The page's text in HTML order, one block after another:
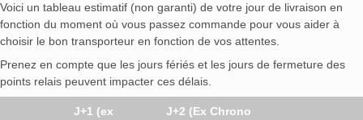
Voici un tableau estimatif (non garanti) de votre jour de livraison en
fonction du moment où vous passez commande pour vous aider à
choisir le bon transporteur en fonction de vos attentes.
Prenez en compte que les jours fériés et les jours de fermeture des
points relais peuvent impacter ces délais.
J+1 (ex
J+2 (Ex Chrono